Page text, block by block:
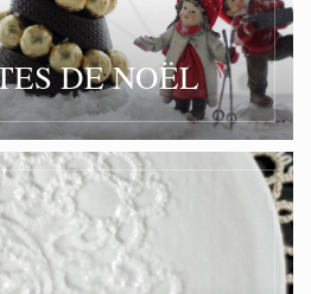
DE NOËL